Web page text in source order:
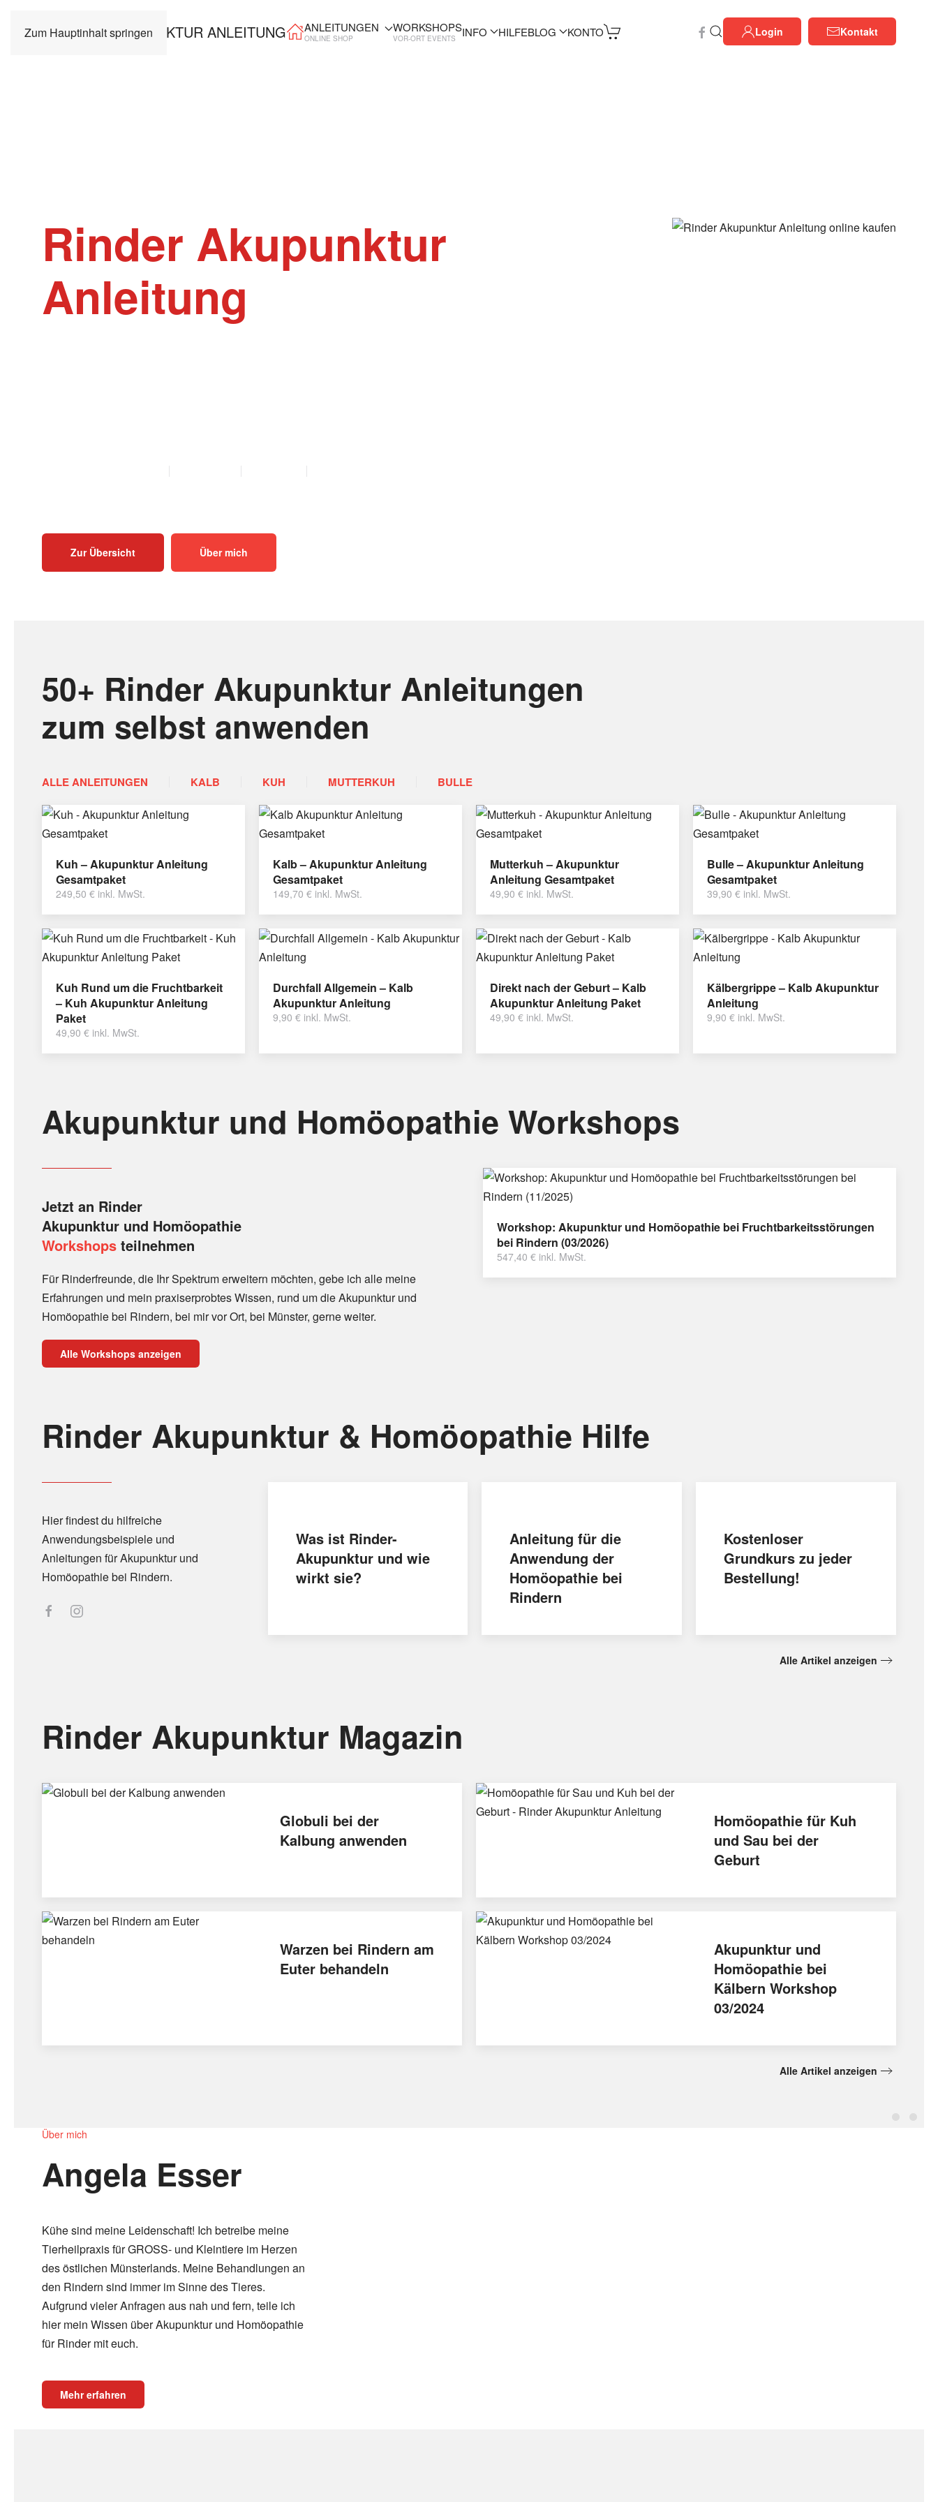
Zum Hauptinhalt springen ANLEITUNGEN
ONLINE SHOP
WORKSHOPS
VOR-ORT EVENTS INFO HILFEBLOG KONTO Login Kontakt
Rinder Akupunktur
Anleitung
Zur Übersicht Über mich
50+ Rinder Akupunktur Anleitungen
zum selbst anwenden
ALLE ANLEITUNGEN KALB KUH MUTTERKUH BULLE
Kuh – Akupunktur Anleitung
Gesamtpaket
249,50 € inkl. MwSt.
Kalb – Akupunktur Anleitung
Gesamtpaket
149,70 € inkl. MwSt.
Mutterkuh – Akupunktur
Anleitung Gesamtpaket
49,90 € inkl. MwSt.
Bulle – Akupunktur Anleitung
Gesamtpaket
39,90 € inkl. MwSt.
Kuh Rund um die Fruchtbarkeit
– Kuh Akupunktur Anleitung
Paket
49,90 € inkl. MwSt.
Durchfall Allgemein – Kalb
Akupunktur Anleitung
9,90 € inkl. MwSt.
Direkt nach der Geburt – Kalb
Akupunktur Anleitung Paket
49,90 € inkl. MwSt.
Kälbergrippe – Kalb Akupunktur
Anleitung
9,90 € inkl. MwSt.
Akupunktur und Homöopathie Workshops
Jetzt an Rinder
Akupunktur und Homöopathie
Workshops teilnehmen
Für Rinderfreunde, die Ihr Spektrum erweitern möchten, gebe ich alle meine
Erfahrungen und mein praxiserprobtes Wissen, rund um die Akupunktur und
Homöopathie bei Rindern, bei mir vor Ort, bei Münster, gerne weiter.
Alle Workshops anzeigen
Workshop: Akupunktur und Homöopathie bei Fruchtbarkeitsstörungen
bei Rindern (03/2026)
547,40 € inkl. MwSt.
Rinder Akupunktur & Homöopathie Hilfe
Hier findest du hilfreiche
Anwendungsbeispiele und
Anleitungen für Akupunktur und
Homöopathie bei Rindern.
Was ist Rinder-
Akupunktur und wie
wirkt sie?
Anleitung für die
Anwendung der
Homöopathie bei
Rindern
Kostenloser
Grundkurs zu jeder
Bestellung!
Alle Artikel anzeigen
Rinder Akupunktur Magazin
Globuli bei der
Kalbung anwenden
Homöopathie für Kuh
und Sau bei der
Geburt
Warzen bei Rindern am
Euter behandeln
Akupunktur und
Homöopathie bei
Kälbern Workshop
03/2024
Alle Artikel anzeigen
Über mich
Angela Esser
Kühe sind meine Leidenschaft! Ich betreibe meine
Tierheilpraxis für GROSS- und Kleintiere im Herzen
des östlichen Münsterlands. Meine Behandlungen an
den Rindern sind immer im Sinne des Tieres.
Aufgrund vieler Anfragen aus nah und fern, teile ich
hier mein Wissen über Akupunktur und Homöopathie
für Rinder mit euch.
Mehr erfahren